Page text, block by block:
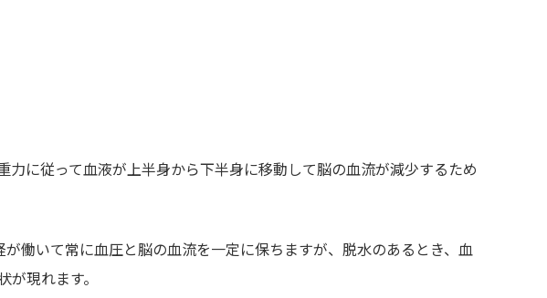
に従って血液が上半身から下半身に移動して脳の血流が減少するため
働いて常に血圧と脳の血流を一定に保ちますが、脱水のあるとき、血
現れます。